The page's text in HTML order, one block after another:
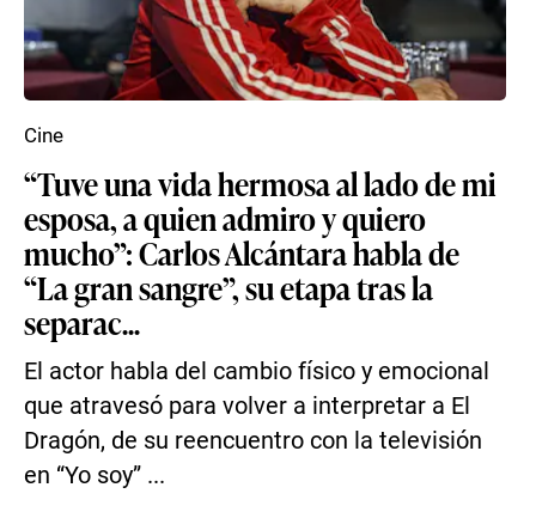
“Tuve una vida hermosa al lado de mi
esposa, a quien admiro y quiero
mucho”: Carlos Alcántara habla de
“La gran sangre”, su etapa tras la
separac...
El actor habla del cambio físico y emocional
que atravesó para volver a interpretar a El
Dragón, de su reencuentro con la televisión
en “Yo soy” ...
Cine